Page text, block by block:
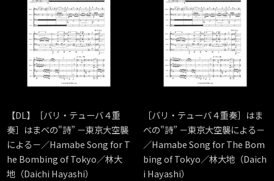
【DL】［バリ・テューバ４重
奏］はまべの"詩” －東京大空襲
による－／Hamabe Song for T
he Bombing of Tokyo／林大
地（Daichi Hayashi）
［バリ・テューバ４重奏］はま
べの"詩” －東京大空襲による－
／Hamabe Song for The Bom
bing of Tokyo／林大地（Daich
i Hayashi）